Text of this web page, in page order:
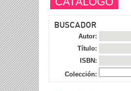
BUSCADOR
Autor:
Título:
ISBN:
Colección: